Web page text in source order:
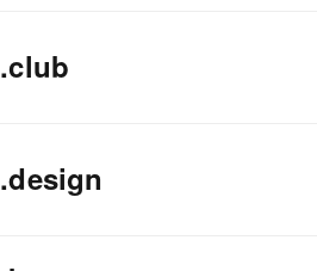
.club
.design